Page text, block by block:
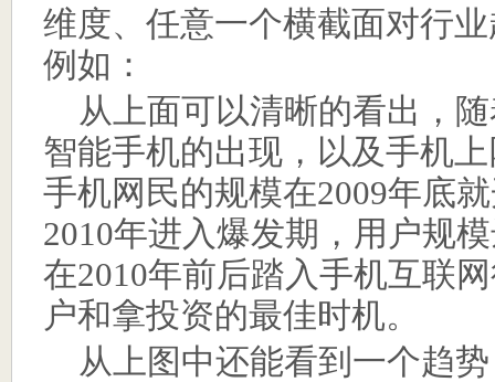
维度、任意一个横截面对行
例如：
从上面可以清晰的看出，
智能手机的出现，以及手机
手机网民的规模在2009年底
2010年进入爆发期，用户规
在2010年前后踏入手机互联
户和拿投资的最佳时机。
从上图中还能看到一个趋